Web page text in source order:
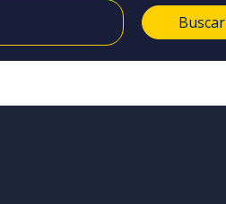
Buscar